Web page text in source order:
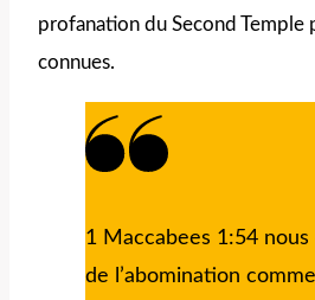
profanation du Second Temple
connues.
1 Maccabees 1:54
de l’abomination